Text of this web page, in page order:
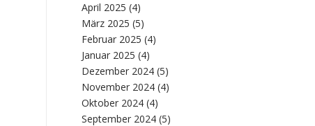
April 2025 (4)
März 2025 (5)
Februar 2025 (4)
Januar 2025 (4)
Dezember 2024 (5)
November 2024 (4)
Oktober 2024 (4)
September 2024 (5)